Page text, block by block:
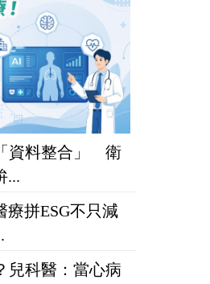
資料整合」 衛
...
療拼ESG不只減
兒科醫：當心病